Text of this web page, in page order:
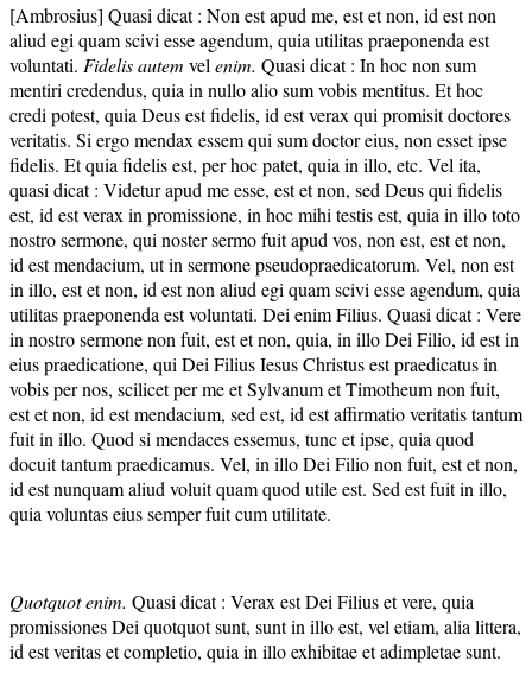
[Ambrosius] Quasi dicat : Non est apud me, est et non, id est non
aliud egi quam scivi esse agendum, quia utilitas praeponenda est
voluntati. Fidelis autem vel enim. Quasi dicat : In hoc non sum
mentiri credendus, quia in nullo alio sum vobis mentitus. Et hoc
credi potest, quia Deus est fidelis, id est verax qui promisit doctores
veritatis. Si ergo mendax essem qui sum doctor eius, non esset ipse
fidelis. Et quia fidelis est, per hoc patet, quia in illo, etc. Vel ita,
quasi dicat : Videtur apud me esse, est et non, sed Deus qui fidelis
est, id est verax in promissione, in hoc mihi testis est, quia in illo toto
nostro sermone, qui noster sermo fuit apud vos, non est, est et non,
id est mendacium, ut in sermone pseudopraedicatorum. Vel, non est
in illo, est et non, id est non aliud egi quam scivi esse agendum, quia
utilitas praeponenda est voluntati. Dei enim Filius. Quasi dicat : Vere
in nostro sermone non fuit, est et non, quia, in illo Dei Filio, id est in
eius praedicatione, qui Dei Filius Iesus Christus est praedicatus in
vobis per nos, scilicet per me et Sylvanum et Timotheum non fuit,
est et non, id est mendacium, sed est, id est affirmatio veritatis tantum
fuit in illo. Quod si mendaces essemus, tunc et ipse, quia quod
docuit tantum praedicamus. Vel, in illo Dei Filio non fuit, est et non,
id est nunquam aliud voluit quam quod utile est. Sed est fuit in illo,
quia voluntas eius semper fuit cum utilitate.
Quotquot enim. Quasi dicat : Verax est Dei Filius et vere, quia
promissiones Dei quotquot sunt, sunt in illo est, vel etiam, alia littera,
id est veritas et completio, quia in illo exhibitae et adimpletae sunt.